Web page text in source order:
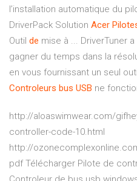
l’installation automatique du
DriverPack Solution Acer
Outil de mise à ... DriverTuner
gagner du temps dans la
en vous fournissant un seul
Controleurs bus USB ne
http://aloaswimwear.com/
controller-code-10.html
http://
pdf Télécharger Pilote de